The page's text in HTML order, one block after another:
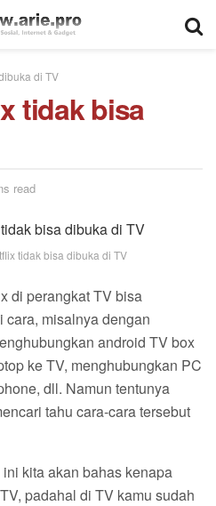
di TV
tidak bisa
read
tidak bisa dibuka di TV
di perangkat TV bisa
misalnya dengan
android TV box
ke TV, menghubungkan PC
dll. Namun tentunya
tahu cara-cara tersebut
kita akan bahas kenapa
padahal di TV kamu sudah